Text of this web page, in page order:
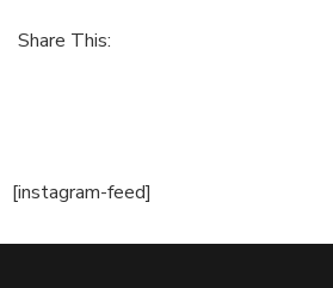
Share This:
[instagram-feed]